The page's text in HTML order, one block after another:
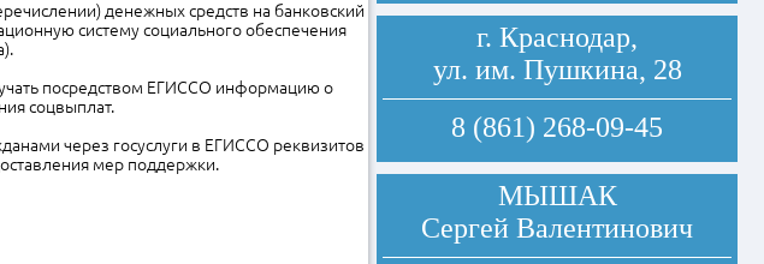
денежных средств на банковский
систему социального обеспечения
посредством ЕГИССО информацию о
соцвыплат.
через госуслуги в ЕГИССО реквизитов
мер поддержки.
г. Краснодар,
ул. им. Пушкина, 28
8 (861) 268-09-45
МЫШАК
Сергей Валентинович